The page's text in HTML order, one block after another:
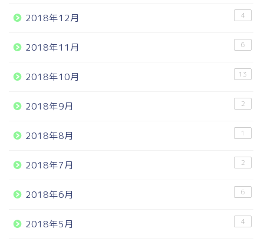
2018年12月 4
2018年11月 6
2018年10月 13
2018年9月 2
2018年8月 1
2018年7月 2
2018年6月 6
2018年5月 4